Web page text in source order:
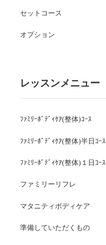
セットコース
オプション
レッスンメニュー
ﾌｧﾐﾘｰﾎﾞﾃﾞｨｹｱ(整体)ｺｰｽ
ﾌｧﾐﾘｰﾎﾞﾃﾞｨｹｱ(整体)半日ｺｰｽ
ﾌｧﾐﾘｰﾎﾞﾃﾞｨｹｱ(整体)１日ｺｰｽ
ファミリーリフレ
マタニティボディケア
準備していただくもの